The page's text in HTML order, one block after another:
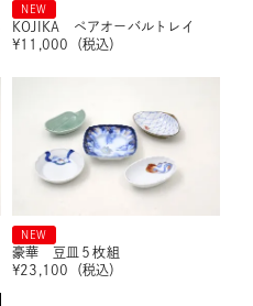
NEW
KOJIKA ペアオーバルトレイ
¥11,000 （税込）
NEW
豪華 豆皿５枚組
¥23,100 （税込）